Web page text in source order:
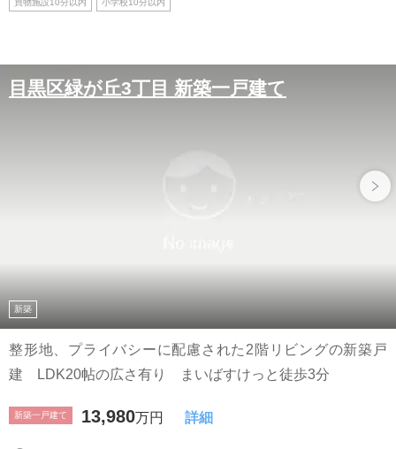
目黒区緑が丘3丁目 新築一戸建て
新築
整形地、プライバシーに配慮された2階リビングの新築戸
建 LDK20帖の広さ有り まいばすけっと徒歩3分
新築一戸建て 13,980万円 詳細